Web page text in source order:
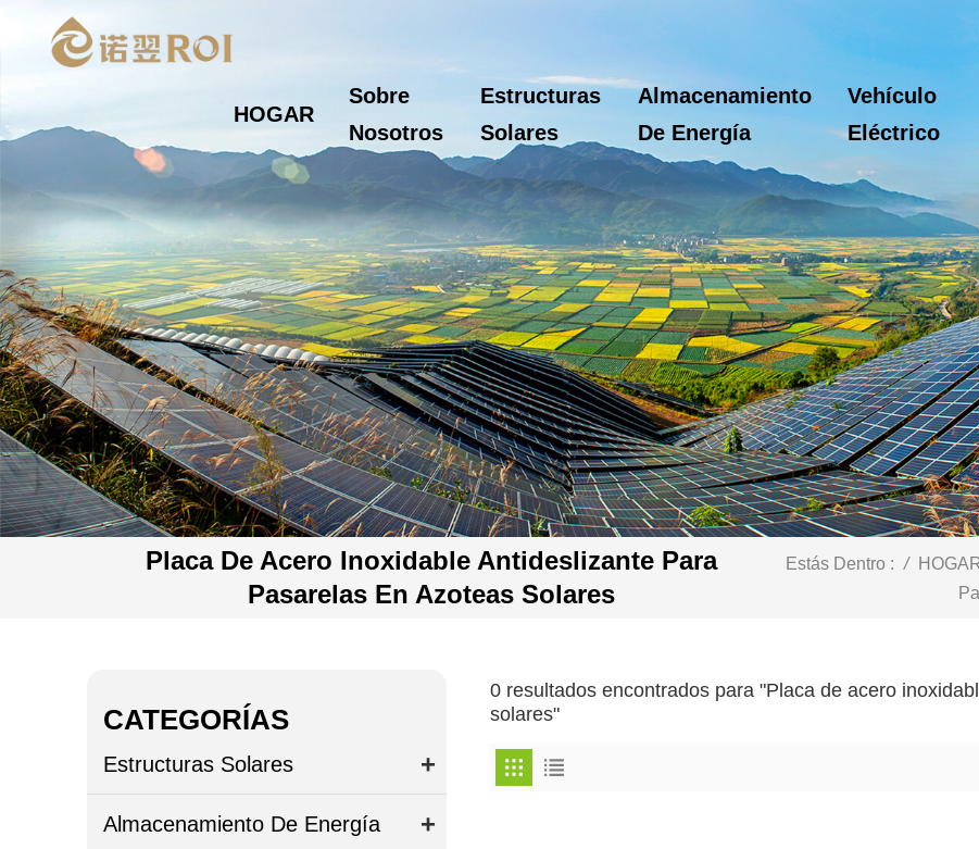
HOGAR
Sobre
Nosotros
Estructuras
Solares
Almacenamiento
De Energía
Vehículo
Eléctrico
Placa De Acero Inoxidable Antideslizante Para
Pasarelas En Azoteas Solares
Estás Dentro : /
0 resultados encontrados para "Placa de acero
solares"
CATEGORÍAS
Estructuras Solares
Almacenamiento De Energía